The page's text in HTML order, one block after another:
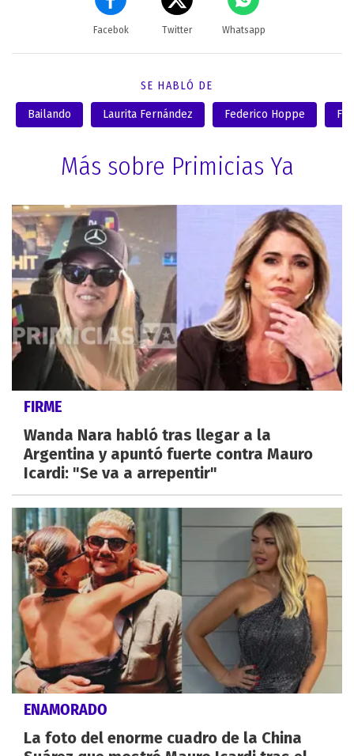
Facebok Twitter Whatsapp
SE HABLÓ DE
Bailando Laurita Fernández Federico Hoppe
Más sobre Primicias Ya
FIRME
Wanda Nara habló tras llegar a la
Argentina y apuntó fuerte contra Mauro
Icardi: "Se va a arrepentir"
ENAMORADO
La foto del enorme cuadro de la China